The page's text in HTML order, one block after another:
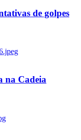
de golpes
na Cadeia